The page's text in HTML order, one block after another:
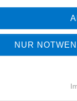
NUR